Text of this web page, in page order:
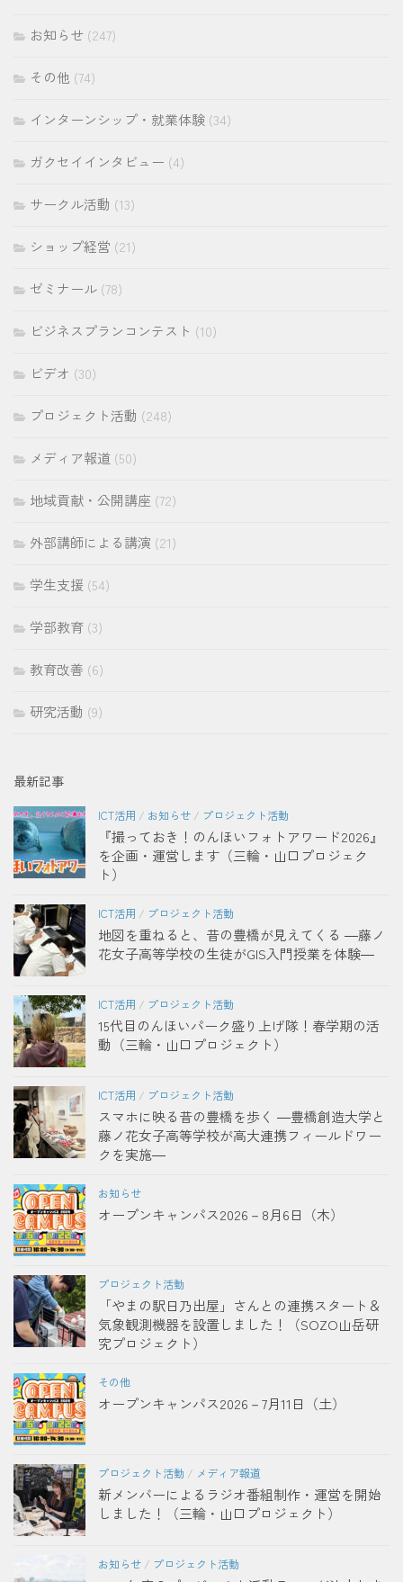
お知らせ (247)
その他 (74)
インターンシップ・就業体験 (34)
ガクセイインタビュー (4)
サークル活動 (13)
ショップ経営 (21)
ゼミナール (78)
ビジネスプランコンテスト (10)
ビデオ (30)
プロジェクト活動 (248)
メディア報道 (50)
地域貢献・公開講座 (72)
外部講師による講演 (21)
学生支援 (54)
学部教育 (3)
教育改善 (6)
研究活動 (9)
最新記事
ICT活用 / お知らせ / プロジェクト活動
『撮っておき！のんほいフォトアワード2026』
を企画・運営します（三輪・山口プロジェク
ト）
ICT活用 / プロジェクト活動
地図を重ねると、昔の豊橋が見えてくる ―藤ノ
花女子高等学校の生徒がGIS入門授業を体験―
ICT活用 / プロジェクト活動
15代目のんほいパーク盛り上げ隊！春学期の活
動（三輪・山口プロジェクト）
ICT活用 / プロジェクト活動
スマホに映る昔の豊橋を歩く ―豊橋創造大学と
藤ノ花女子高等学校が高大連携フィールドワー
クを実施―
お知らせ
オープンキャンパス2026－8月6日（木）
プロジェクト活動
「やまの駅日乃出屋」さんとの連携スタート＆
気象観測機器を設置しました！（SOZO山岳研
究プロジェクト）
その他
オープンキャンパス2026－7月11日（土）
プロジェクト活動 / メディア報道
新メンバーによるラジオ番組制作・運営を開始
しました！（三輪・山口プロジェクト）
お知らせ / プロジェクト活動